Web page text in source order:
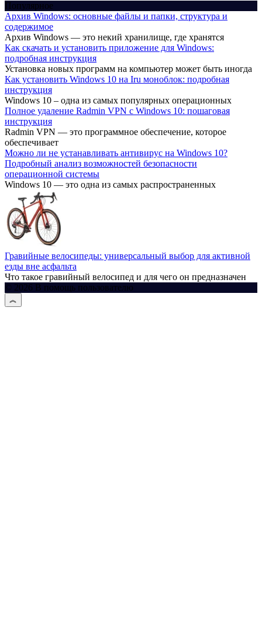
Популярное
Архив Windows: основные файлы и папки, структура и
содержимое
Архив Windows — это некий хранилище, где хранятся
Как скачать и установить приложение для Windows:
подробная инструкция
Установка новых программ на компьютер может быть иногда
Как установить Windows 10 на Iru моноблок: подробная
инструкция
Windows 10 – одна из самых популярных операционных
Полное удаление Radmin VPN с Windows 10: пошаговая
инструкция
Radmin VPN — это программное обеспечение, которое
обеспечивает
Можно ли не устанавливать антивирус на Windows 10?
Подробный анализ возможностей безопасности
операционной системы
Windows 10 — это одна из самых распространенных
Гравийные велосипеды: универсальный выбор для активной
езды вне асфальта
Что такое гравийный велосипед и для чего он предназначен
© 2026 В помощь пользователю